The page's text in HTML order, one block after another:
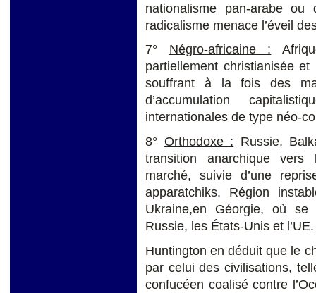
nationalisme pan-arabe ou
radicalisme menace l’éveil
7° Négro-africaine :
partiellement christianisée
souffrant à la fois des
d’accumulation
internationales de type néo-
8° Orthodoxe : Russie,
transition anarchique vers
marché, suivie d’une
apparatchiks. Région
Ukraine,en Géorgie, où
Russie, les États-Unis et l’UE.
Huntington en déduit que le
par celui des civilisations,
confucéen coalisé contre